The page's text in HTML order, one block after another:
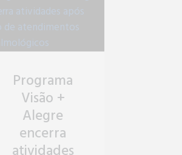
Programa
Visão +
Alegre
encerra